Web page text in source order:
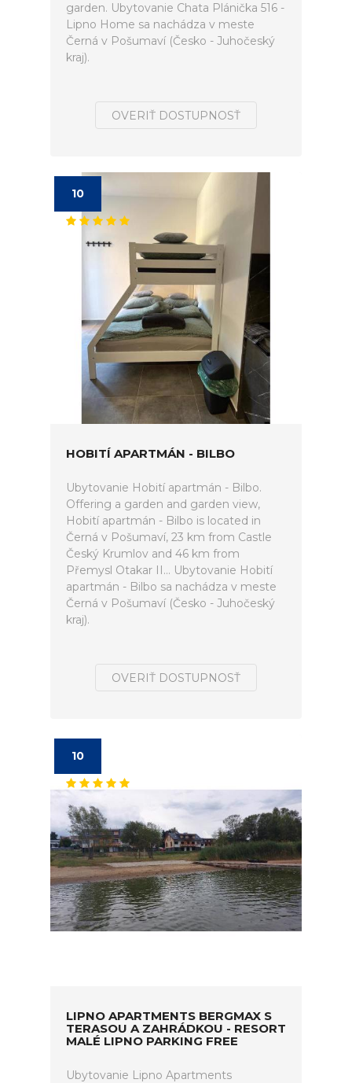
garden. Ubytovanie Chata Plánička 516 -
Lipno Home sa nachádza v meste
Černá v Pošumaví (Česko - Juhočeský
kraj).
OVERIŤ DOSTUPNOSŤ
10
HOBITÍ APARTMÁN - BILBO
Ubytovanie Hobití apartmán - Bilbo.
Offering a garden and garden view,
Hobití apartmán - Bilbo is located in
Černá v Pošumaví, 23 km from Castle
Český Krumlov and 46 km from
Přemysl Otakar II... Ubytovanie Hobití
apartmán - Bilbo sa nachádza v meste
Černá v Pošumaví (Česko - Juhočeský
kraj).
OVERIŤ DOSTUPNOSŤ
10
LIPNO APARTMENTS BERGMAX S
TERASOU A ZAHRÁDKOU - RESORT
MALÉ LIPNO PARKING FREE
Ubytovanie Lipno Apartments